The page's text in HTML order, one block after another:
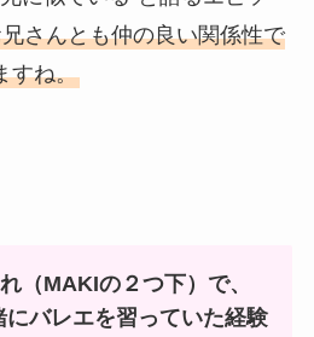
さんとも仲の良い関係性で
すね。
（MAKIの２つ下）で、
バレエを習っていた経験